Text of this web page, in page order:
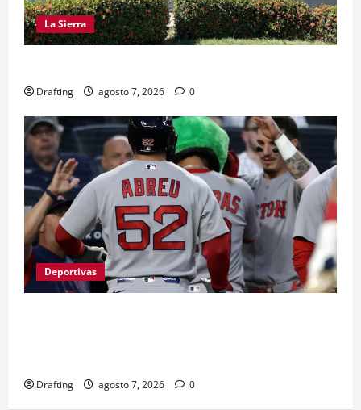
La Sierra
Drafting agosto 7, 2026 0
Deportivas
Drafting agosto 7, 2026 0